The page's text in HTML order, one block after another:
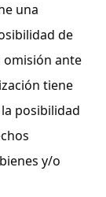
una
de
ante
tiene
posibilidad
y/o